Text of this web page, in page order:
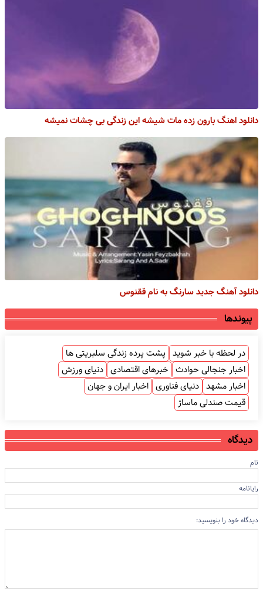
دانلود اهنگ بارون زده مات شیشه این زندگی بی چشات نمیشه
دانلود آهنگ جدید سارنگ به نام ققنوس
پیوندها
در لحظه با خبر شوید پشت پرده زندگی سلبریتی ها
اخبار جنجالی حوادث خبرهای اقتصادی دنیای ورزش
اخبار مشهد دنیای فناوری اخبار ایران و جهان
قیمت صندلی ماساژ
دیدگاه
نام
رایانامه
دیدگاه خود را بنویسید: